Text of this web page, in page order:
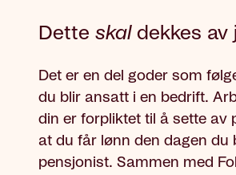
Dette skaldekkes av
Det er en del goder som
du blir ansatt i en bedrift.
din er forpliktet til å sette av
at du får lønn den dagen du
pensjonist. Sammen med